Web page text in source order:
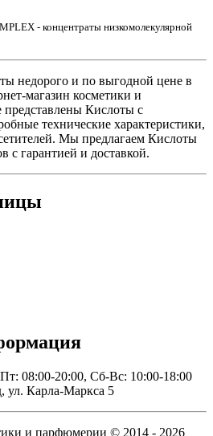
- концентраты низкомолекулярной
недорого и по выгодной цене в
магазин косметики и
Кислоты с
технические характеристики,
Мы предлагаем Кислоты
с гарантией и доставкой.
08:00-20:00, Сб-Вс: 10:00-18:00
ул. Карла-Маркса 5
и парфюмерии © 2014 - 2026